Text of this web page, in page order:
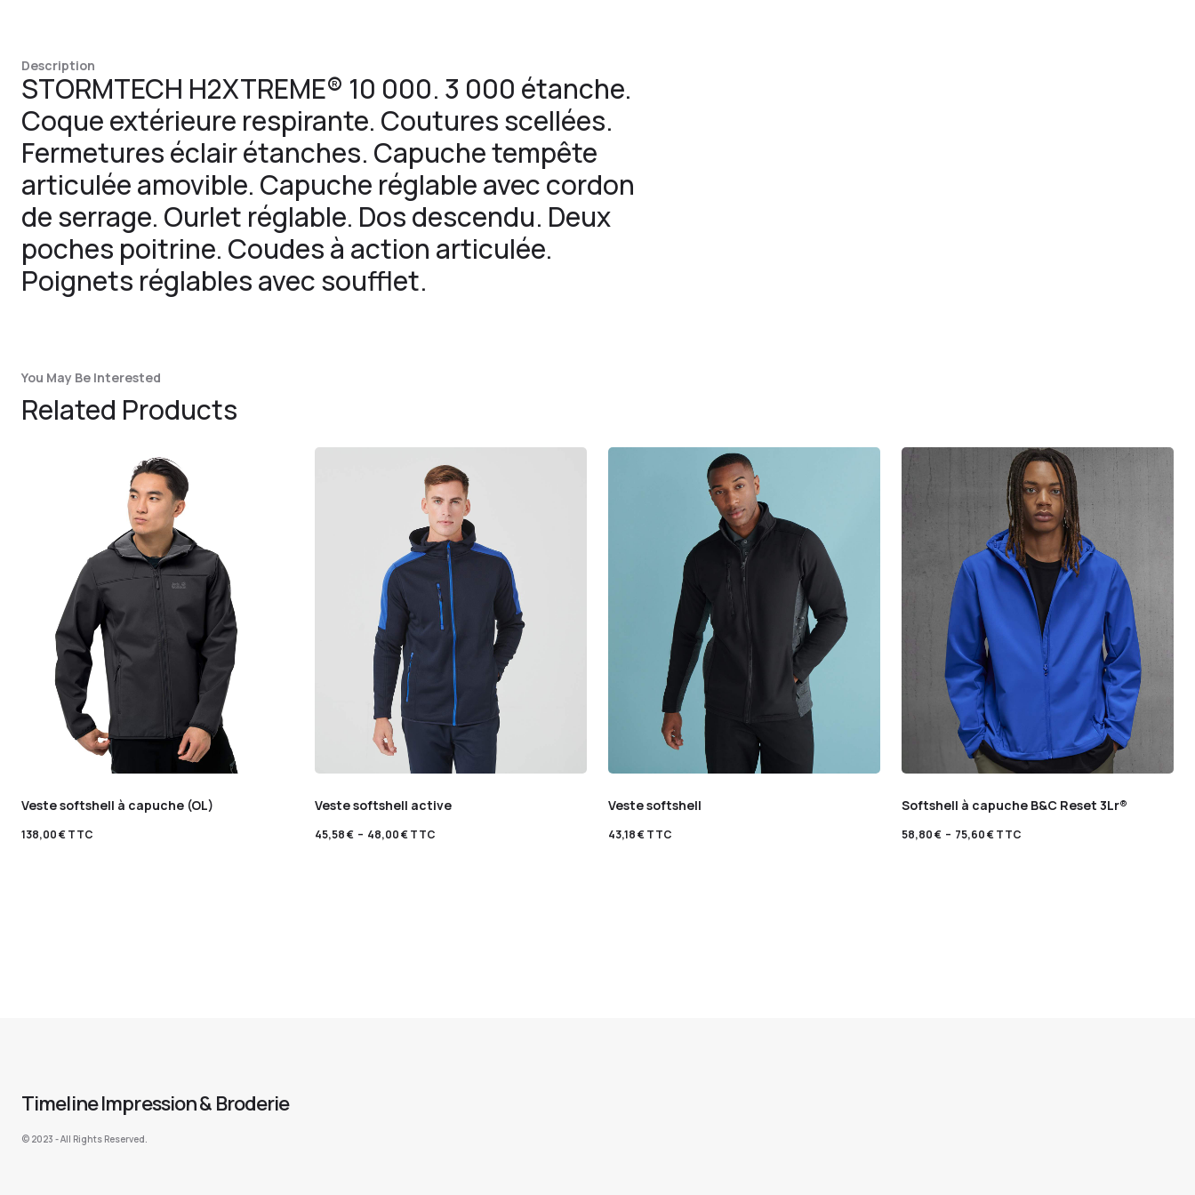
Description
STORMTECH H2XTREME® 10 000. 3 000 étanche.
Coque extérieure respirante. Coutures scellées.
Fermetures éclair étanches. Capuche tempête
articulée amovible. Capuche réglable avec cordon
de serrage. Ourlet réglable. Dos descendu. Deux
poches poitrine. Coudes à action articulée.
Poignets réglables avec soufflet.
You May Be Interested
Related Products
Veste softshell à capuche (OL)
138,00€TTC
Veste softshell active
45,58€ – 48,00€TTC
Veste softshell
43,18€TTC
Softshell à capuche B&C Reset 3Lr®
58,80€ – 75,60€TTC
Timeline Impression & Broderie
©️ 2023 - All Rights Reserved.